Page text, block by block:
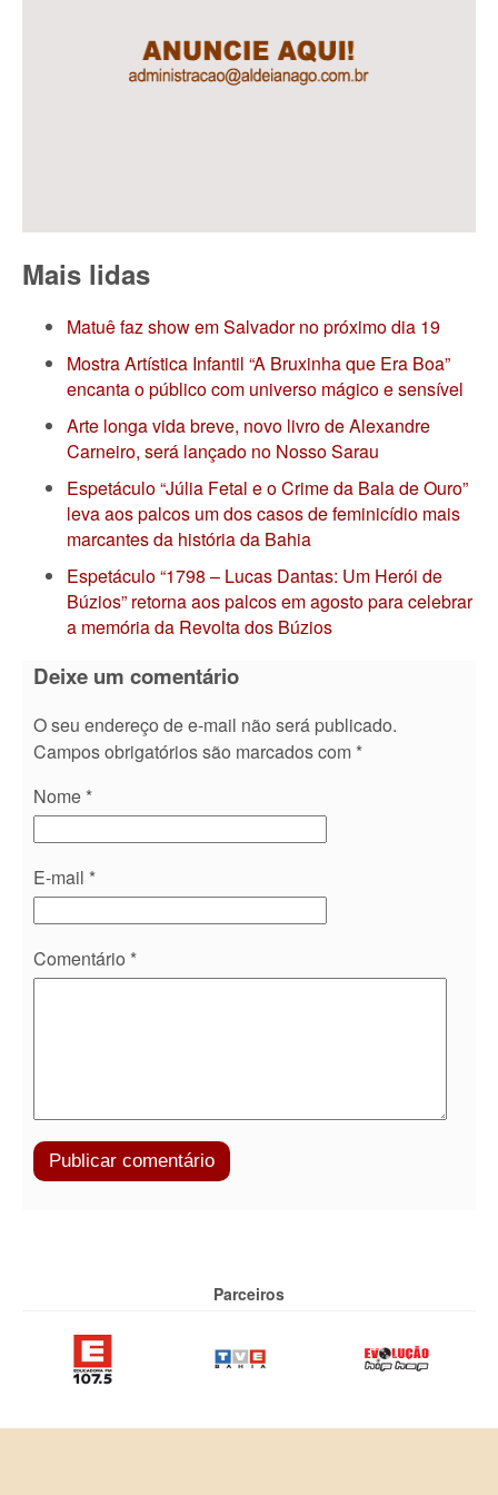
Mais lidas
Matuê faz show em Salvador no próximo dia 19
Mostra Artística Infantil “A Bruxinha que Era Boa”
encanta o público com universo mágico e sensível
Arte longa vida breve, novo livro de Alexandre
Carneiro, será lançado no Nosso Sarau
Espetáculo “Júlia Fetal e o Crime da Bala de Ouro”
leva aos palcos um dos casos de feminicídio mais
marcantes da história da Bahia
Espetáculo “1798 – Lucas Dantas: Um Herói de
Búzios” retorna aos palcos em agosto para celebrar
a memória da Revolta dos Búzios
Deixe um comentário
O seu endereço de e-mail não será publicado.
Campos obrigatórios são marcados com *
Nome *
E-mail *
Comentário *
Parceiros